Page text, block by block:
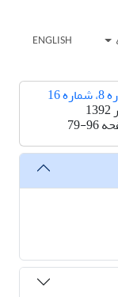
ENGLISH
16
79-96